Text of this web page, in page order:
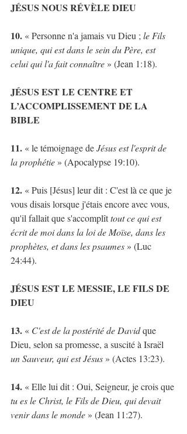
JÉSUS NOUS RÉVÈLE DIEU
10. « Personne n'a jamais vu Dieu ; le Fils
unique, qui est dans le sein du Père, est
celui qui l'a fait connaître » (Jean 1:18).
JÉSUS EST LE CENTRE ET
L’ACCOMPLISSEMENT DE LA
BIBLE
11. « le témoignage de Jésus est l'esprit de
la prophétie » (Apocalypse 19:10).
12. « Puis [Jésus] leur dit : C'est là ce que je
vous disais lorsque j'étais encore avec vous,
qu'il fallait que s'accomplît tout ce qui est
écrit de moi dans la loi de Moïse, dans les
prophètes, et dans les psaumes » (Luc
24:44).
JÉSUS EST LE MESSIE, LE FILS DE
DIEU
13. « C'est de la postérité de David que
Dieu, selon sa promesse, a suscité à Israël
un Sauveur, qui est Jésus » (Actes 13:23).
14. « Elle lui dit : Oui, Seigneur, je crois que
tu es le Christ, le Fils de Dieu, qui devait
venir dans le monde » (Jean 11:27).